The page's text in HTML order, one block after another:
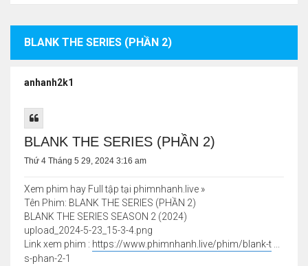
BLANK THE SERIES (PHẦN 2)
anhanh2k1
BLANK THE SERIES (PHẦN 2)
Thứ 4 Tháng 5 29, 2024 3:16 am
Xem phim hay Full tập tại phimnhanh.live »
Tên Phim: BLANK THE SERIES (PHẦN 2)
BLANK THE SERIES SEASON 2 (2024)
upload_2024-5-23_15-3-4.png
Link xem phim : https://www.phimnhanh.live/phim/blank-t
s-phan-2-1